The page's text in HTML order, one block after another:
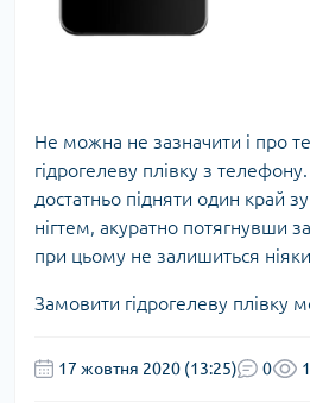
Не можна не зазначити і про
гідрогелеву плівку з
достатньо підняти один край
нігтем, акуратно потягнувши
при цьому не залишиться
Замовити гідрогелеву плівку
17 жовтня 2020 (13:25) 0